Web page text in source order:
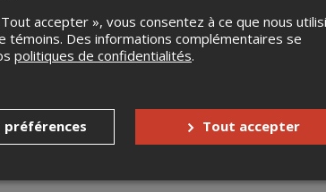
du centre-ville de Saint-Jérôme sur la rue
sera entièrement fermée à la circulation pour
des menus trois services aux convives qui
accepter », vous consentez à ce que nous
témoins. Des informations complémentaires se
politiques de confidentialités.
préférences Tout accepter